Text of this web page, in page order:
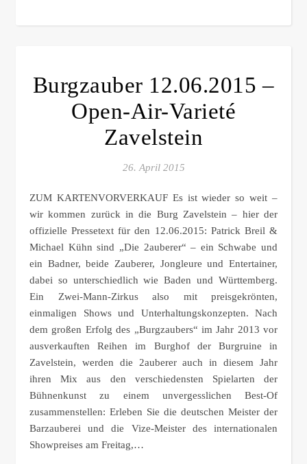
Burgzauber 12.06.2015 –
Open-Air-Varieté
Zavelstein
26. April 2015
ZUM KARTENVORVERKAUF Es ist wieder so weit –
wir kommen zurück in die Burg Zavelstein – hier der
offizielle Pressetext für den 12.06.2015: Patrick Breil &
Michael Kühn sind „Die 2auberer“ – ein Schwabe und
ein Badner, beide Zauberer, Jongleure und Entertainer,
dabei so unterschiedlich wie Baden und Württemberg.
Ein Zwei-Mann-Zirkus also mit preisgekrönten,
einmaligen Shows und Unterhaltungskonzepten. Nach
dem großen Erfolg des „Burgzaubers“ im Jahr 2013 vor
ausverkauften Reihen im Burghof der Burgruine in
Zavelstein, werden die 2auberer auch in diesem Jahr
ihren Mix aus den verschiedensten Spielarten der
Bühnenkunst zu einem unvergesslichen Best-Of
zusammenstellen: Erleben Sie die deutschen Meister der
Barzauberei und die Vize-Meister des internationalen
Showpreises am Freitag,…